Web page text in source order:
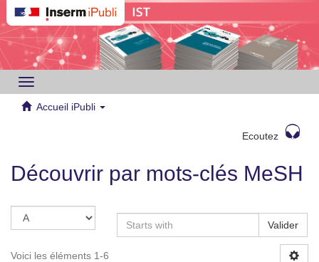
Toggle
navigation
Accueil iPubli
Ecoutez
Découvrir par mots-clés MeSH
Valider
Voici les éléments 1-6